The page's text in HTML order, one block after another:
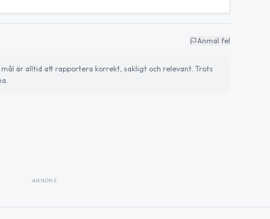
Anmäl fel
är alltid att rapportera korrekt, sakligt och relevant. Trots
ANNONS